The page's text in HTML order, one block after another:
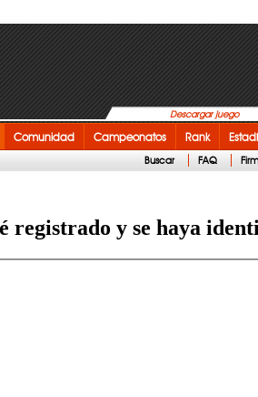
Descargar juego
Comunidad Campeonatos Rank
Buscar FAQ
y se haya